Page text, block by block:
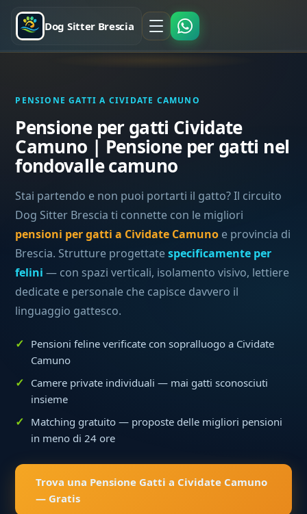
Dog Sitter Brescia
PENSIONE GATTI A CIVIDATE CAMUNO
Pensione per gatti Cividate
Camuno | Pensione per gatti nel
fondovalle camuno
Stai partendo e non puoi portarti il gatto? Il circuito
Dog Sitter Brescia ti connette con le migliori
pensioni per gatti a Cividate Camuno e provincia di
Brescia. Strutture progettatespecificamente per
felini — con spazi verticali, isolamento visivo, lettiere
dedicate e personale che capisce davvero il
linguaggio gattesco.
Pensioni feline verificate con sopralluogo a Cividate
Camuno
Camere private individuali — mai gatti sconosciuti
insieme
Matching gratuito — proposte delle migliori pensioni
in meno di 24 ore
Trova una Pensione Gatti a Cividate Camuno
— Gratis